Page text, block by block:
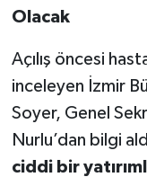
Olacak
Açılış öncesi
inceleyen İzmir
Soyer, Genel
Nurlu’dan bilgi
ciddi bir